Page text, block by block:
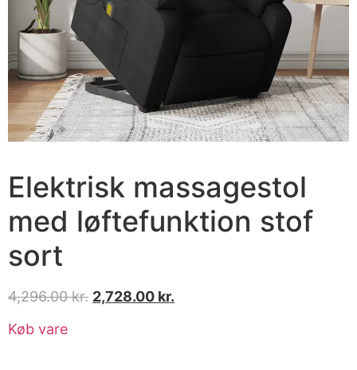
Elektrisk massagestol
med løftefunktion stof
sort
4,296.00kr. 2,728.00 kr.
Køb vare